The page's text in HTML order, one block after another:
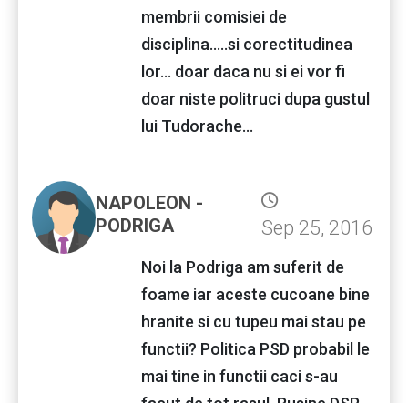
membrii comisiei de
disciplina.....si corectitudinea
lor... doar daca nu si ei vor fi
doar niste politruci dupa gustul
lui Tudorache...
NAPOLEON -
PODRIGA
Sep 25, 2016
Noi la Podriga am suferit de
foame iar aceste cucoane bine
hranite si cu tupeu mai stau pe
functii? Politica PSD probabil le
mai tine in functii caci s-au